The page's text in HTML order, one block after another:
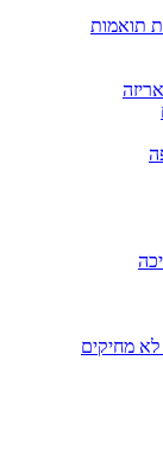
תואמות
לא מחיקים